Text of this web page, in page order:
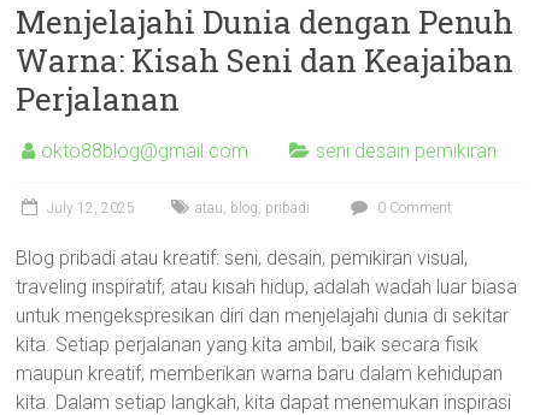
Menjelajahi Dunia dengan Penuh
Warna: Kisah Seni dan Keajaiban
Perjalanan
okto88blog@gmail.com seni desain pemikiran
July 12, 2025 atau, blog, pribadi 0 Comment
Blog pribadi atau kreatif: seni, desain, pemikiran visual,
traveling inspiratif, atau kisah hidup, adalah wadah luar biasa
untuk mengekspresikan diri dan menjelajahi dunia di sekitar
kita. Setiap perjalanan yang kita ambil, baik secara fisik
maupun kreatif, memberikan warna baru dalam kehidupan
kita. Dalam setiap langkah, kita dapat menemukan inspirasi